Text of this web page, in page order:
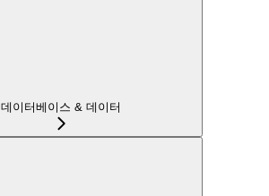
데이터베이스 & 데이터